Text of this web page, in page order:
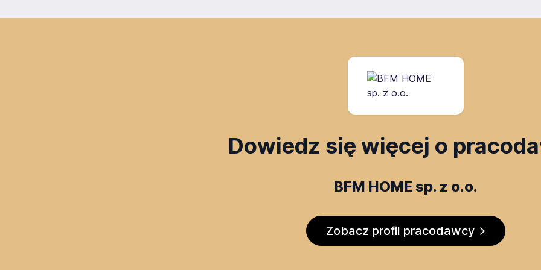
Dowiedz się więcej o
BFM HOME sp. z o.o.
Zobacz profil pracodawcy